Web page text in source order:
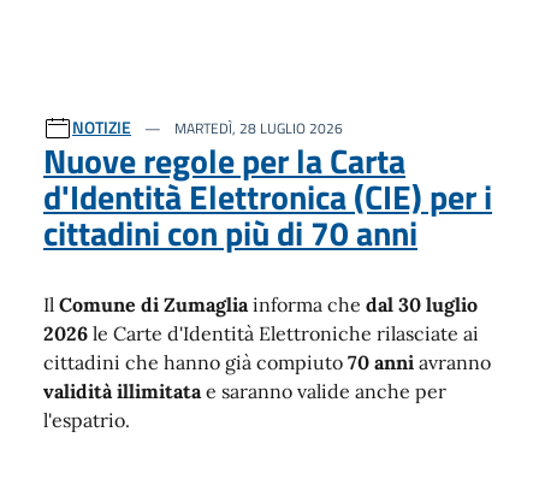
NOTIZIE MARTEDÌ, 28 LUGLIO 2026
Nuove regole per la Carta
d'Identità Elettronica (CIE) per i
cittadini con più di 70 anni
Il Comune di Zumagliainforma che dal 30 luglio
2026 le Carte d'Identità Elettroniche rilasciate ai
cittadini che hanno già compiuto 70 anni avranno
validità illimitatae saranno valide anche per
l'espatrio.